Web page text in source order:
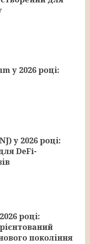
у 2026 році:
у 2026 році:
DeFi-
році:
покоління